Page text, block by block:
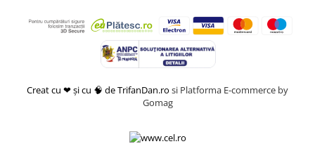
Creat cu ❤ și cu 🧠 de TrifanDan.ro si Platforma E-commerce by
Gomag